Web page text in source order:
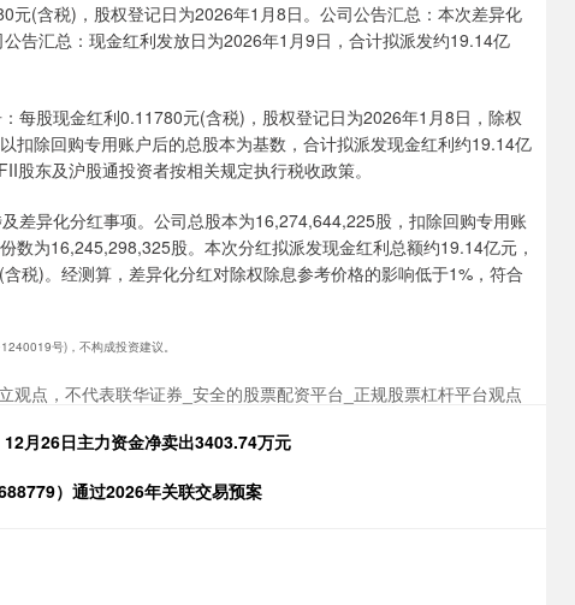
(含税)，股权登记日为2026年1月8日。公司公告汇总：本次差异化
告汇总：现金红利发放日为2026年1月9日，合计拟派发约19.14亿
每股现金红利0.11780元(含税)，股权登记日为2026年1月8日，除权
扣除回购专用账户后的总股本为基数，合计拟派发现金红利约19.14亿
东及沪股通投资者按相关规定执行税收政策。
差异化分红事项。公司总股本为16,274,644,225股，扣除回购专用账
为16,245,298,325股。本次分红拟派发现金红利总额约19.14亿元，
税)。经测算，差异化分红对除权除息参考价格的影响低于1%，符合
号)，不构成投资建议。
观点，不代表联华证券_安全的股票配资平台_正规股票杠杆平台观点
月26日主力资金净卖出3403.74万元
）通过2026年关联交易预案